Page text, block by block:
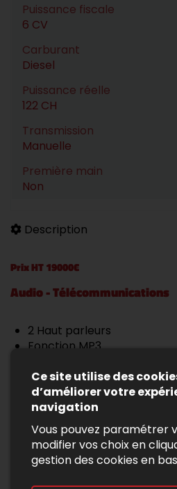
Puissance fiscale
6 CV
Carburant
Diesel
Puissance réelle
122 CH
Transmission
Manuelle
Première main
Non
Description
Prix HT 19000€
Audio - Télécommunications
2 Haut parleurs
Fonction MP3
Prise auxiliaire de
Radio
Conduite
Aide au démarrage en côte
Arrêt et redémarrage
Ce site utilise des
d’améliorer votre
navigation
Vous pouvez paramétrer
modifier vos choix en
gestion des cookies en